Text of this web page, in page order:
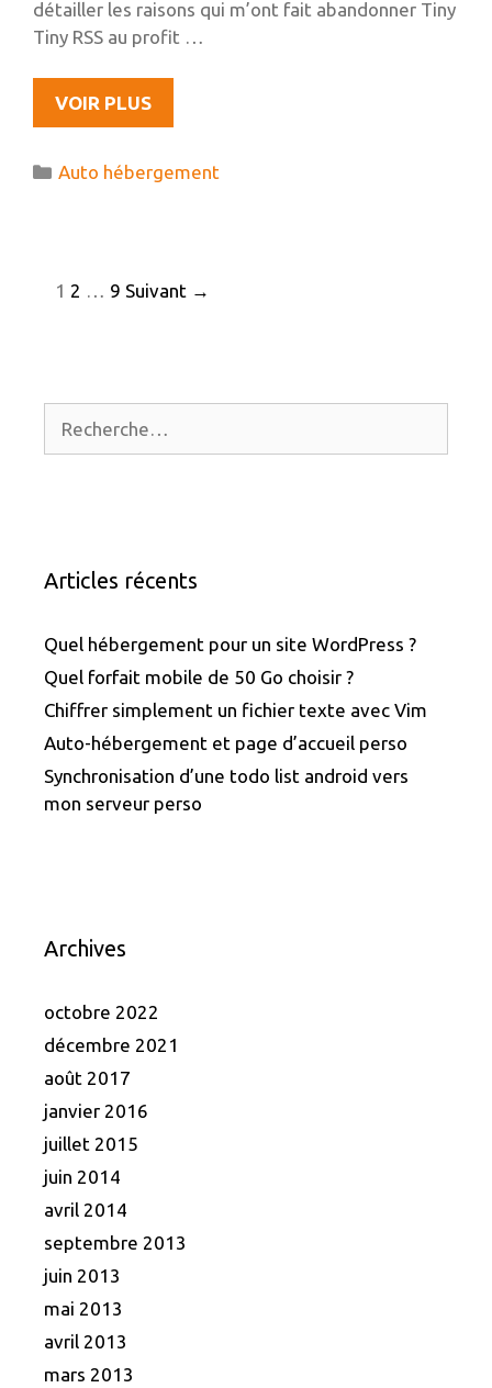
détailler les raisons qui m’ont fait abandonner Tiny
Tiny RSS au profit …
VOIR PLUSRSSLOUNGE,
UN
GESTIONNAIRE
!
Catégories
Auto hébergement
Navigation
1 2 9 Suivant →
Articles récents
Quel hébergement pour un site WordPress ?
Quel forfait mobile de 50 Go choisir ?
Chiffrer simplement un fichier texte avec Vim
Auto-hébergement et page d’accueil perso
Synchronisation d’une todo list android vers
mon serveur perso
Archives
octobre 2022
décembre 2021
août 2017
janvier 2016
juillet 2015
juin 2014
avril 2014
septembre 2013
juin 2013
mai 2013
avril 2013
mars 2013